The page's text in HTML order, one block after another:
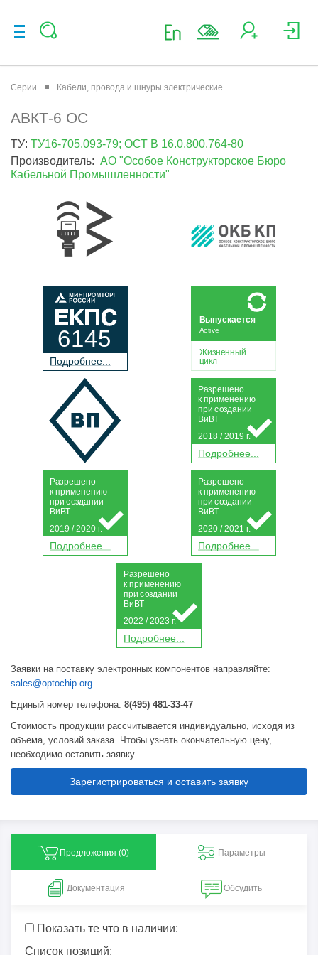
Серии Кабели, провода и шнуры электрические
АВКТ-6 ОС
ТУ: ТУ16-705.093-79; ОСТ В 16.0.800.764-80
Производитель: АО "Особое Конструкторское Бюро
Кабельной Промышленности"
Подробнее...
6145
Жизненный
цикл
Active
Выпускается
Подробнее...
Разрешено
к применению
присоздании
Ви ВТ
2018 / 2019 г.
Подробнее...
Разрешено
к применению
присоздании
Ви ВТ
2019 / 2020 г.
Подробнее...
Разрешено
к применению
присоздании
Ви ВТ
2020 / 2021 г.
Подробнее...
Разрешено
к применению
присоздании
Ви ВТ
2022 / 2023 г.
Заявки на поставку электронных компонентов направляйте:
sales@optochip.org
Единый номер телефона: 8(495) 481-33-47
Стоимость продукции рассчитывается индивидуально, исходя из
объема, условий заказа. Чтобы узнать окончательную цену,
необходимо оставить заявку
Зарегистрироваться и оставить заявку
Предложения (0) Параметры
Документация Обсудить
Показать те что в наличии:
Список позиций: